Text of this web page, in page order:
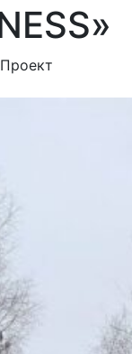
Проект